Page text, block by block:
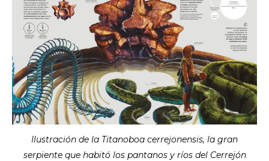
Ilustración de la Titanoboa cerrejonensis, la gran
serpiente que habitó los pantanos y ríos del Cerrejón